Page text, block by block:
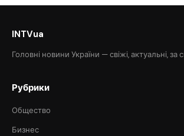
INTVua
Головні новини України — свіжі, актуальні, за
Рубрики
Общество
Бизнес